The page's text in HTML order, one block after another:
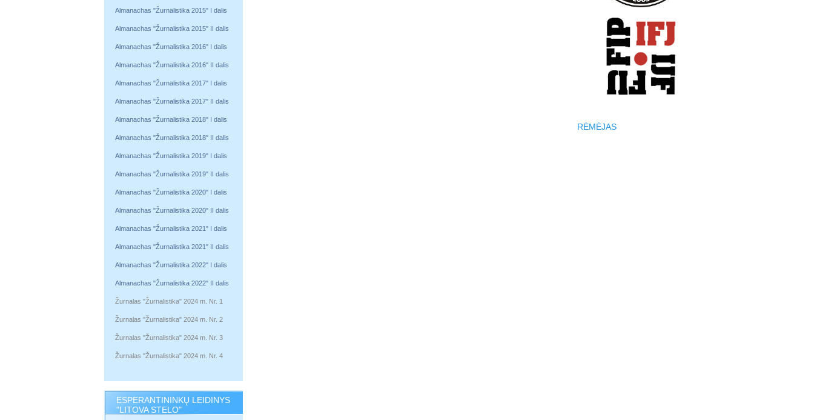
Almanachas "Žurnalistika 2015" I dalis
Almanachas "Žurnalistika 2015" II dalis
Almanachas "Žurnalistika 2016" I dalis
Almanachas "Žurnalistika 2016" II dalis
Almanachas "Žurnalistika 2017" I dalis
Almanachas "Žurnalistika 2017" II dalis
Almanachas "Žurnalistika 2018" I dalis
Almanachas "Žurnalistika 2018" II dalis
Almanachas "Žurnalistika 2019" I dalis
Almanachas "Žurnalistika 2019" II dalis
Almanachas "Žurnalistika 2020" I dalis
Almanachas "Žurnalistika 2020" II dalis
Almanachas "Žurnalistika 2021" I dalis
Almanachas "Žurnalistika 2021" II dalis
Almanachas "Žurnalistika 2022" I dalis
Almanachas "Žurnalistika 2022" II dalis
Žurnalas "Žurnalistika" 2024 m. Nr. 1
Žurnalas "Žurnalistika" 2024 m. Nr. 2
Žurnalas "Žurnalistika" 2024 m. Nr. 3
Žurnalas "Žurnalistika" 2024 m. Nr. 4
ESPERANTININKŲ LEIDINYS
"LITOVA STELO"
RĖMĖJAS